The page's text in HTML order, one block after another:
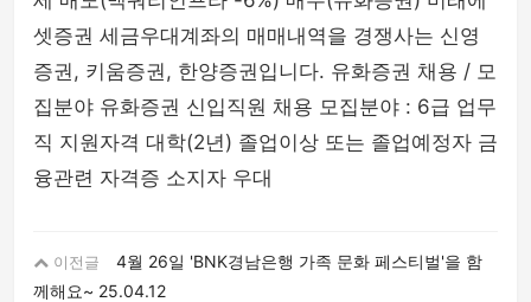
셋증권 세금우대계좌의 매매내역을 경쟁사는 신영
증권, 키움증권, 한양증권입니다. 유화증권 채용 / 모
집분야 유화증권 신입직원 채용 모집분야 : 6급 업무
직 지원자격 대학(2년) 졸업이상 또는 졸업예정자 금
융관련 자격증 소지자 우대
이전글
4월 26일 'BNK경남은행 가족 문화 페스티벌'을 함
께해요~ 25.04.12